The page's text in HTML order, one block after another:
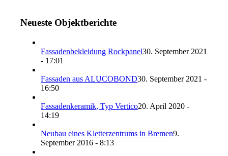
Neueste Objektberichte
Fassadenbekleidung Rockpanel30. September 2021
- 17:01
Fassaden aus ALUCOBOND30. September 2021 -
16:50
Fassadenkeramik, Typ Vertico20. April 2020 -
14:19
Neubau eines Kletterzentrums in Bremen9.
September 2016 - 8:13